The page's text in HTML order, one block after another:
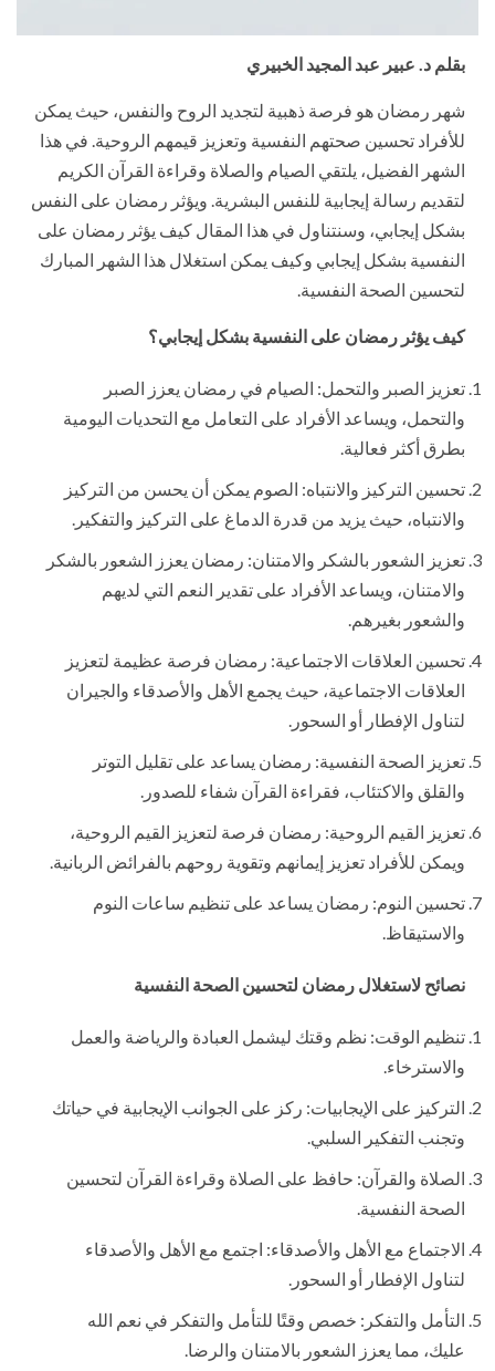
بقلم د. عبير عبد المجيد الخبيري
شهر رمضان هو فرصة ذهبية لتجديد الروح والنفس، حيث يمكن
للأفراد تحسين صحتهم النفسية وتعزيز قيمهم الروحية. في هذا
الشهر الفضيل، يلتقي الصيام والصلاة وقراءة القرآن الكريم
لتقديم رسالة إيجابية للنفس البشرية. ويؤثر رمضان على النفس
بشكل إيجابي، وسنتناول في هذا المقال كيف يؤثر رمضان على
النفسية بشكل إيجابي وكيف يمكن استغلال هذا الشهر المبارك
لتحسين الصحة النفسية.
كيف يؤثر رمضان على النفسية بشكل إيجابي؟
تعزيز الصبر والتحمل: الصيام في رمضان يعزز الصبر
والتحمل، ويساعد الأفراد على التعامل مع التحديات اليومية
بطرق أكثر فعالية.
تحسين التركيز والانتباه: الصوم يمكن أن يحسن من التركيز
والانتباه، حيث يزيد من قدرة الدماغ على التركيز والتفكير.
تعزيز الشعور بالشكر والامتنان: رمضان يعزز الشعور بالشكر
والامتنان، ويساعد الأفراد على تقدير النعم التي لديهم
والشعور بغيرهم.
تحسين العلاقات الاجتماعية: رمضان فرصة عظيمة لتعزيز
العلاقات الاجتماعية، حيث يجمع الأهل والأصدقاء والجيران
لتناول الإفطار أو السحور.
تعزيز الصحة النفسية: رمضان يساعد على تقليل التوتر
والقلق والاكتئاب، فقراءة القرآن شفاء للصدور.
تعزيز القيم الروحية: رمضان فرصة لتعزيز القيم الروحية،
ويمكن للأفراد تعزيز إيمانهم وتقوية روحهم بالفرائض الربانية.
تحسين النوم: رمضان يساعد على تنظيم ساعات النوم
والاستيقاظ.
نصائح لاستغلال رمضان لتحسين الصحة النفسية
تنظيم الوقت: نظم وقتك ليشمل العبادة والرياضة والعمل
والاسترخاء.
التركيز على الإيجابيات: ركز على الجوانب الإيجابية في حياتك
وتجنب التفكير السلبي.
الصلاة والقرآن: حافظ على الصلاة وقراءة القرآن لتحسين
الصحة النفسية.
الاجتماع مع الأهل والأصدقاء: اجتمع مع الأهل والأصدقاء
لتناول الإفطار أو السحور.
التأمل والتفكر: خصص وقتًا للتأمل والتفكر في نعم الله
عليك، مما يعزز الشعور بالامتنان والرضا.